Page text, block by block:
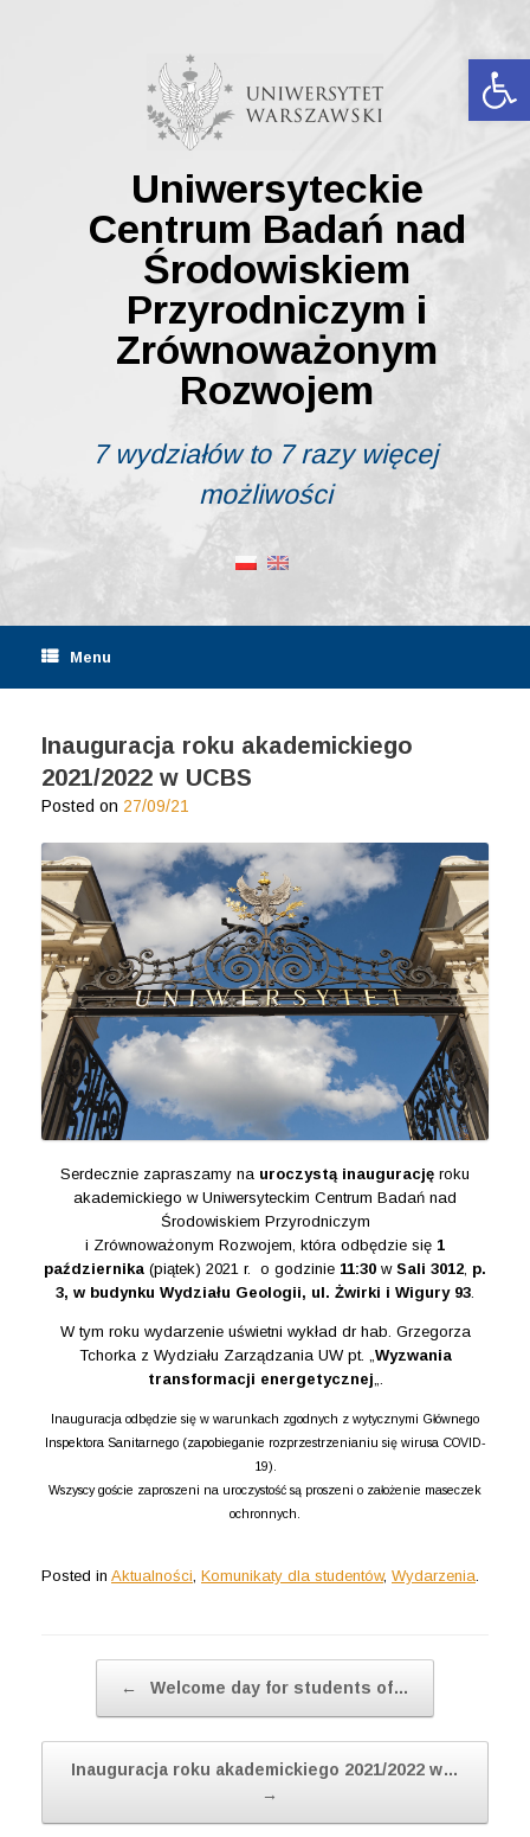
Uniwersyteckie
Centrum Badań nad
Środowiskiem
Przyrodniczym i
Zrównoważonym
Rozwojem
7 wydziałów to 7 razy więcej
możliwości
Menu
Inauguracja roku akademickiego
2021/2022 w UCBS
Posted on 27/09/21
Serdecznie zapraszamy na uroczystą inaugurację roku
akademickiego w Uniwersyteckim Centrum Badań nad
Środowiskiem Przyrodniczym
i Zrównoważonym Rozwojem, która odbędzie się 1
października (piątek) 2021 r. o godzinie 11:30 w Sali 3012, p.
3, w budynku Wydziału Geologii, ul. Żwirki i Wigury 93.
W tym roku wydarzenie uświetni wykład dr hab. Grzegorza
Tchorka z Wydziału Zarządzania UW pt. „Wyzwania
transformacji energetycznej„.
Inauguracja odbędzie się w warunkach zgodnych z wytycznymi Głównego
Inspektora Sanitarnego (zapobieganie rozprzestrzenianiu się wirusa COVID-
19).
Wszyscy goście zaproszeni na uroczystość są proszeni o założenie maseczek
ochronnych.
Posted in Aktualności Komunikaty dla studentów, Wydarzenia
← Welcome day for students of…
Inauguracja roku akademickiego 2021/2022 w…
→